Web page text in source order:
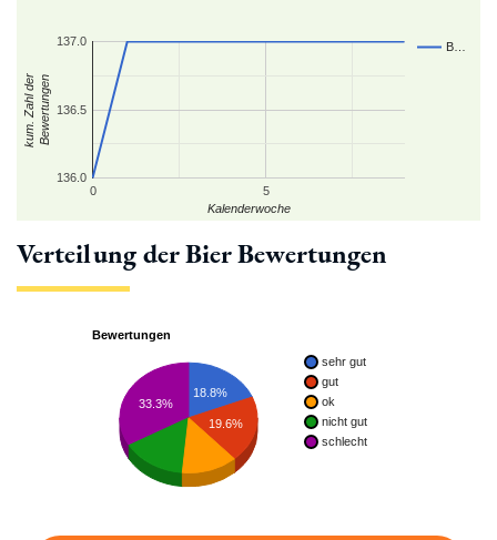
B…
0 5
136.0
136.5
137.0
Kalenderwoche
kum. Zahl derBewertungen
Verteilung der Bier Bewertungen
Bewertungen
sehr gut
gut
ok
nicht gut
schlecht
18.8%
19.6%
33.3%